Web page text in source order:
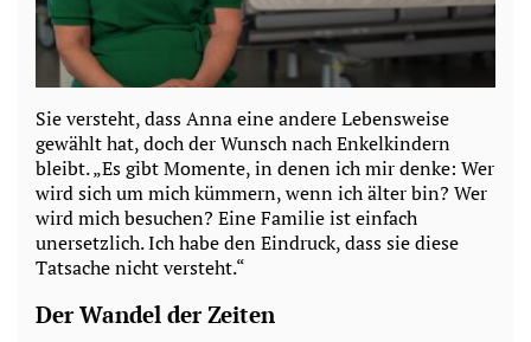
Sie versteht, dass Anna eine andere Lebensweise
gewählt hat, doch der Wunsch nach Enkelkindern
bleibt. „Es gibt Momente, in denen ich mir denke: Wer
wird sich um mich kümmern, wenn ich älter bin? Wer
wird mich besuchen? Eine Familie ist einfach
unersetzlich. Ich habe den Eindruck, dass sie diese
Tatsache nicht versteht.“
Der Wandel der Zeiten